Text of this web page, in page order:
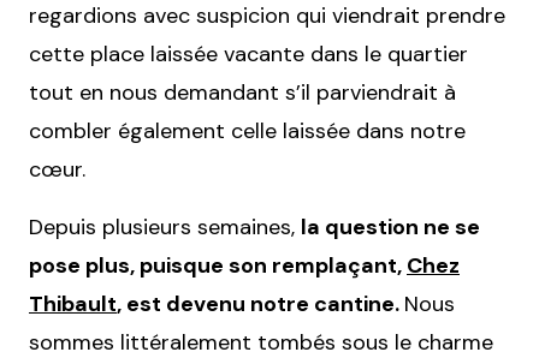
regardions avec suspicion qui viendrait prendre
cette place laissée vacante dans le quartier
tout en nous demandant s’il parviendrait à
combler également celle laissée dans notre
cœur.
Depuis plusieurs semaines, la question ne se
pose plus, puisque son remplaçant, Chez
Thibault, est devenu notre cantine. Nous
sommes littéralement tombés sous le charme